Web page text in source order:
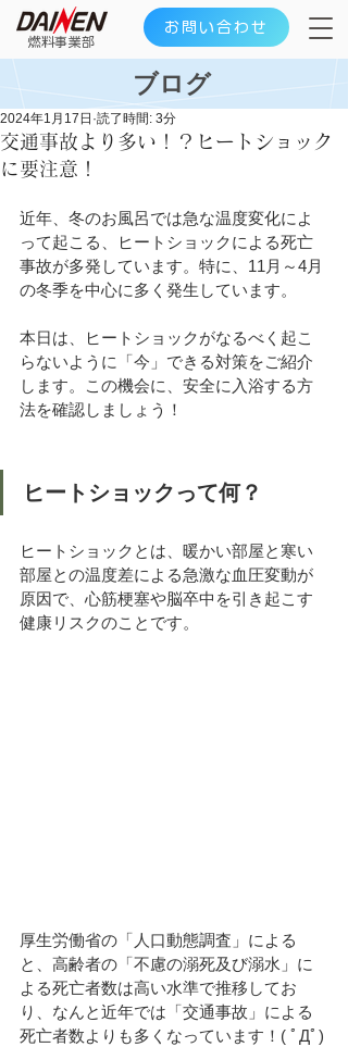
お問い合わせ
​燃料事業部
ブログ
交通事故より多い！？ヒートショック
に要注意！
2024年1月17日 読了時間: 3分
近年、冬のお風呂では急な温度変化によ
って起こる、ヒートショックによる死亡
事故が多発しています。特に、11月～4月
の冬季を中心に多く発生しています。
本日は、ヒートショックがなるべく起こ
らないように「今」できる対策をご紹介
します。この機会に、安全に入浴する方
法を確認しましょう！
ヒートショックって何？
ヒートショックとは、暖かい部屋と寒い
部屋との温度差による急激な血圧変動が
原因で、心筋梗塞や脳卒中を引き起こす
健康リスクのことです。
厚生労働省の「人口動態調査」による
と、高齢者の「不慮の溺死及び溺水」に
よる死亡者数は高い水準で推移してお
り、なんと近年では「交通事故」による
死亡者数よりも多くなっています！( ﾟДﾟ)